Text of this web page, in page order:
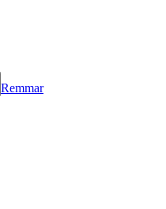
Remmar